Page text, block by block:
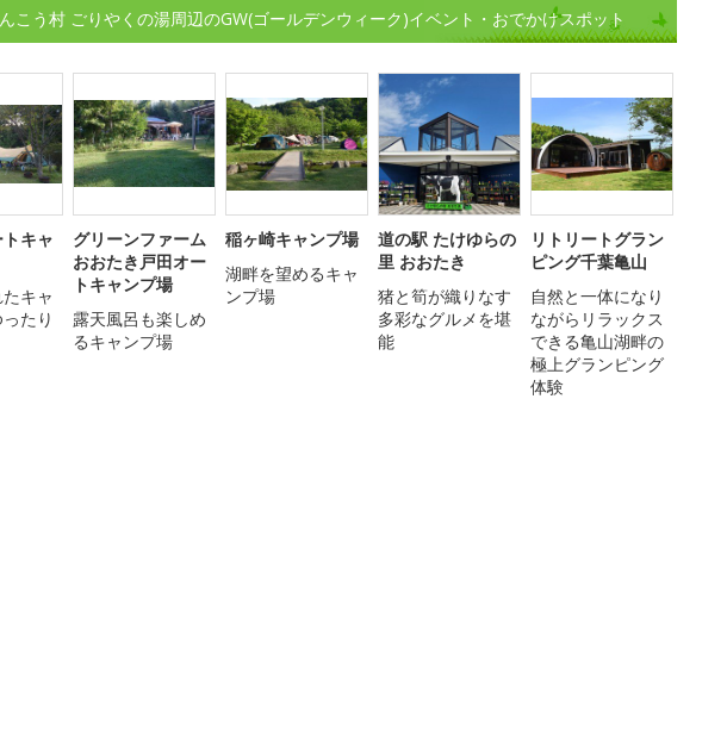
こう村 ごりやくの湯周辺のGW(ゴールデンウィーク)イベント・おでかけスポット
キャ
キャ
たり
グリーンファーム
おおたき戸田オー
トキャンプ場
露天風呂も楽しめ
るキャンプ場
稲ヶ崎キャンプ場
湖畔を望めるキャ
ンプ場
道の駅 たけゆらの
里 おおたき
猪と筍が織りなす
多彩なグルメを堪
能
リトリートグラン
ピング千葉亀山
自然と一体になり
ながらリラックス
できる亀山湖畔の
極上グランピング
体験